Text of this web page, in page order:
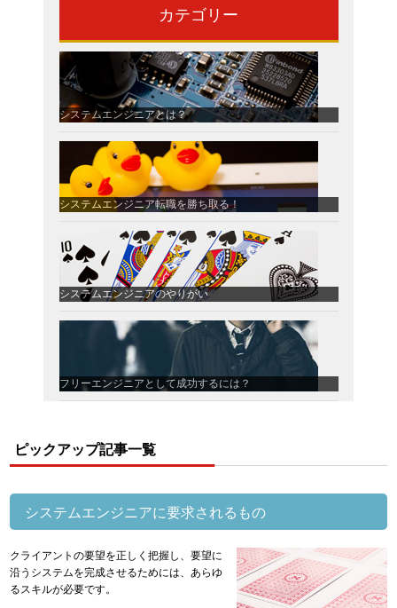
カテゴリー
システムエンジニアとは？
システムエンジニア転職を勝ち取る！
システムエンジニアのやりがい
フリーエンジニアとして成功するには？
ピックアップ記事一覧
システムエンジニアに要求されるもの
クライアントの要望を正しく把握し、要望に
沿うシステムを完成させるためには、あらゆ
るスキルが必要です。